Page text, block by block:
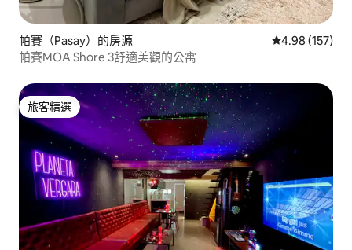
帕賽（Pasay）的房源 從 157 則評價
4.98 (157)
帕賽MOA Shore 3舒適美觀的公寓
旅客精選
旅客精選